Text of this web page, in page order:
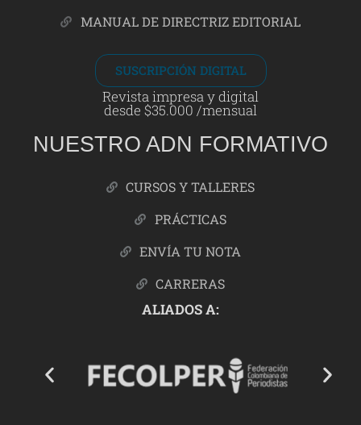
MANUAL DE DIRECTRIZ EDITORIAL
SUSCRIPCIÓN DIGITAL
Revista impresa y digital
desde $35.000 /mensual
NUESTRO ADN FORMATIVO
CURSOS Y TALLERES
PRÁCTICAS
ENVÍA TU NOTA
CARRERAS
ALIADOS A: